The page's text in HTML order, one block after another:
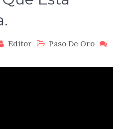
Editor
Paso De Oro